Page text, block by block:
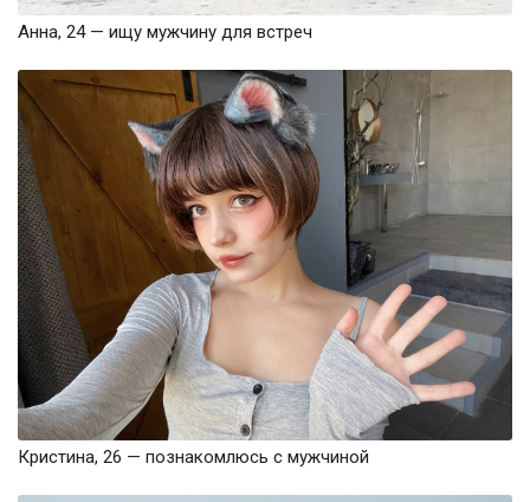
Анна, 24 — ищу мужчину для встреч
Кристина, 26 — познакомлюсь с мужчиной